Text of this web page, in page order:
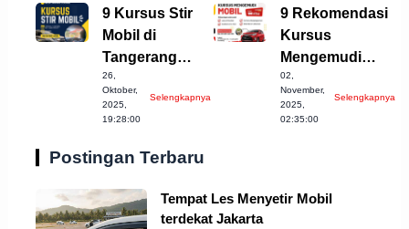
9 Kursus Stir
Mobil di
Tangerang
Selatan yang
Wajib Anda
Coba!
26,
Oktober,
2025,
19:28:00
Selengkapnya
9 Rekomendasi
Kursus
Mengemudi
Mobil Terbaik di
Banda Aceh
02,
November,
2025,
02:35:00
Selengkapnya
Postingan Terbaru
Tempat Les Menyetir Mobil
terdekat Jakarta